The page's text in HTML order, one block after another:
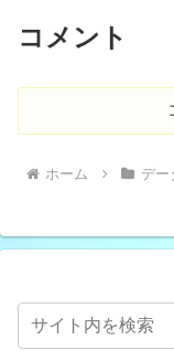
コメント
ホーム デー